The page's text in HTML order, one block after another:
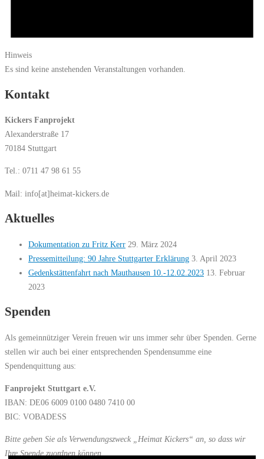
Hinweis
Es sind keine anstehenden Veranstaltungen vorhanden.
Kontakt
Kickers Fanprojekt
Alexanderstraße 17
70184 Stuttgart
Tel.: 0711 47 98 61 55
Mail: info[at]heimat-kickers.de
Aktuelles
Dokumentation zu Fritz Kerr 29. März 2024
Pressemitteilung: 90 Jahre Stuttgarter Erklärung 3. April 2023
Gedenkstättenfahrt nach Mauthausen 10.-12.02.2023 13. Februar
2023
Spenden
Als gemeinnütziger Verein freuen wir uns immer sehr über Spenden. Gerne
stellen wir auch bei einer entsprechenden Spendensumme eine
Spendenquittung aus:
Fanprojekt Stuttgart e.V.
IBAN: DE06 6009 0100 0480 7410 00
BIC: VOBADESS
Bitte geben Sie als Verwendungszweck „Heimat Kickers“ an, so dass wir
Ihre Spende zuordnen können.